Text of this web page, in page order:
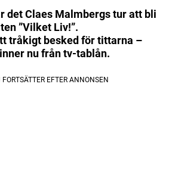
det Claes Malmbergs tur att bli
”Vilket Liv!”.
tråkigt besked för tittarna –
nu från tv-tablån.